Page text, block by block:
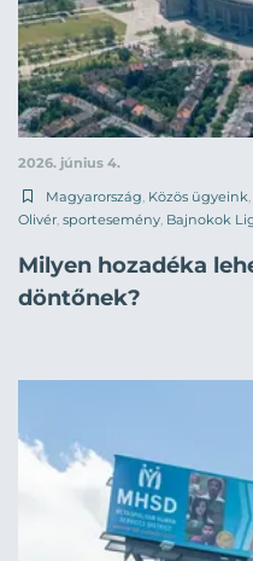
2026. június 4.
Magyarország Közös ügyeink
Olivér sportesemény Bajnokok
Milyen hozadéka
döntőnek?